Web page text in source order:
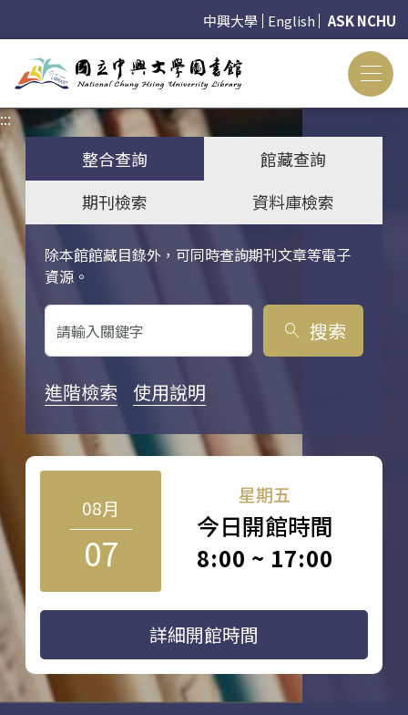
中興大學 English ASK NCHU
:::
整合查詢
館藏查詢
期刊檢索
資料庫檢索
除本館館藏目錄外，可同時查詢期刊文章等電子
資源。
關鍵字搜尋
search 搜索
進階檢索 使用說明
08月
07
星期五
今日開館時間
8:00 ~ 17:00
詳細開館時間